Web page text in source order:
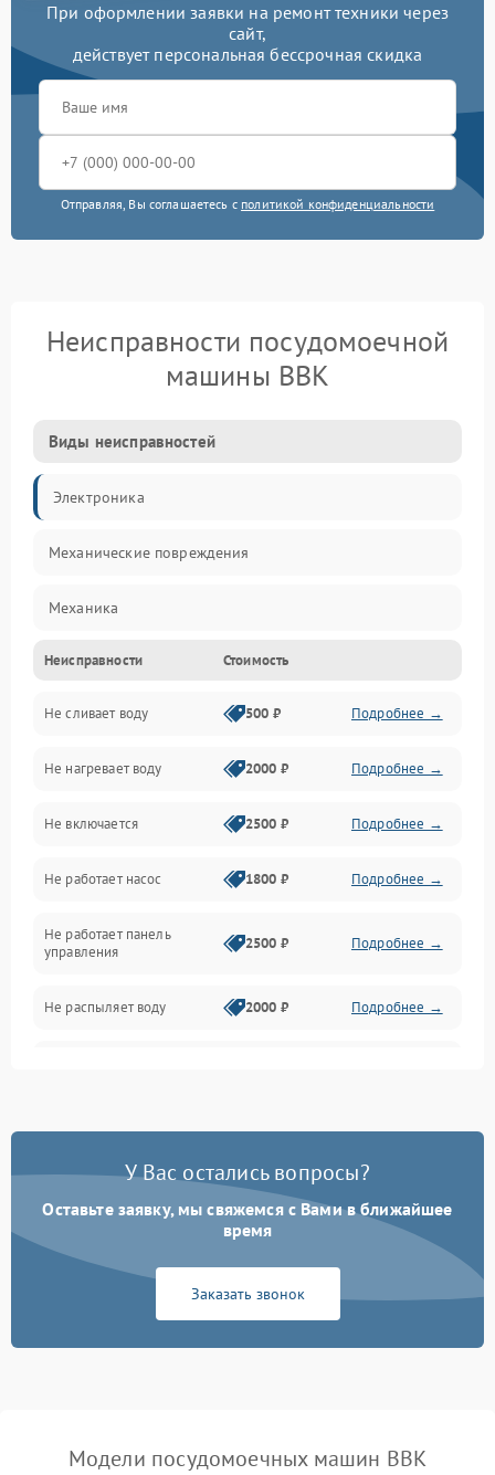
При оформлении заявки на ремонт техники через
сайт,
действует персональная бессрочная скидка
Отправляя, Вы соглашаетесь с политикой конфиденциальности
Неисправности посудомоечной
машины BBK
Виды неисправностей
Электроника
Механические повреждения
Механика
Управление
Электропитание
Датчики
Нагрев
Вода
Гигиена
Программное обеспечение
Неисправности Стоимость
Не сливает воду 500 ₽ Подробнее →
Не нагревает воду 2000 ₽ Подробнее →
Не включается 2500 ₽ Подробнее →
Не работает насос 1800 ₽ Подробнее →
Не работает панель
управления
2500 ₽ Подробнее →
Не распыляет воду 2000 ₽ Подробнее →
Проблемы с набором
Не работает сушилка 2100 ₽ Подробнее →
Сбои в работе таймера 1700 ₽
У Вас остались вопросы?
Оставьте заявку, мы свяжемся с Вами в ближайшее
время
Заказать звонок
Модели посудомоечных машин BBK